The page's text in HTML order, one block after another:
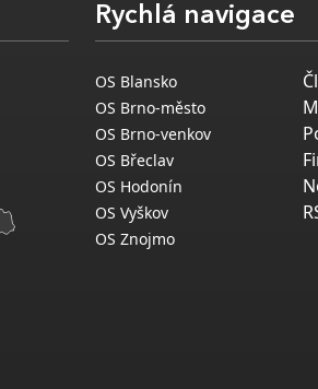
Rychlá navigace
OS Blansko
OS Brno-město
OS Brno-venkov
OS Břeclav
OS Hodonín
OS Vyškov
OS Znojmo